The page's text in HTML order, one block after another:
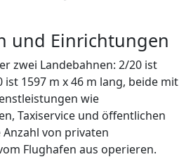
und Einrichtungen
zwei Landebahnen: 2/20 ist
ist 1597 m x 46 m lang, beide mit
wie
Taxiservice und öffentlichen
Anzahl von privaten
Flughafen aus operieren.